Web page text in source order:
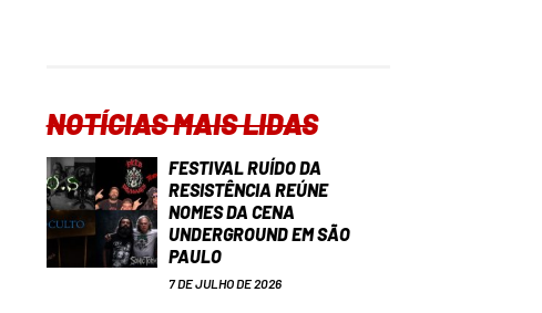
NOTÍCIAS MAIS LIDAS
FESTIVAL RUÍDO DA
RESISTÊNCIA REÚNE
NOMES DA CENA
UNDERGROUND EM SÃO
PAULO
7 DE JULHO DE 2026